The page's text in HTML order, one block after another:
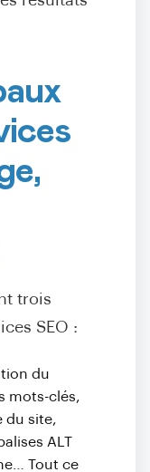
trois
SEO :
du
mots-clés,
du site,
ALT
Tout ce